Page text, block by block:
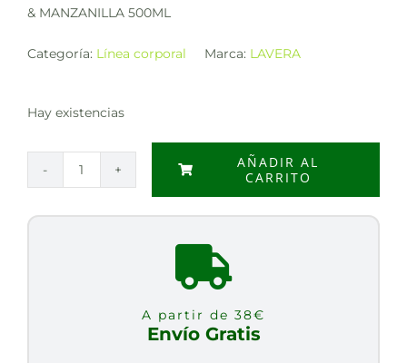
& MANZANILLA 500ML
Categoría: Línea corporal Marca: LAVERA
Hay existencias
RECARGA
AÑADIR AL
CARRITO
A partir de 38€
Envío Gratis